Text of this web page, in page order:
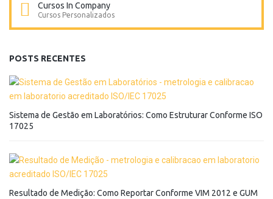
Cursos In Company
Cursos Personalizados
POSTS RECENTES
Sistema de Gestão em Laboratórios: Como Estruturar Conforme ISO
17025
Resultado de Medição: Como Reportar Conforme VIM 2012 e GUM